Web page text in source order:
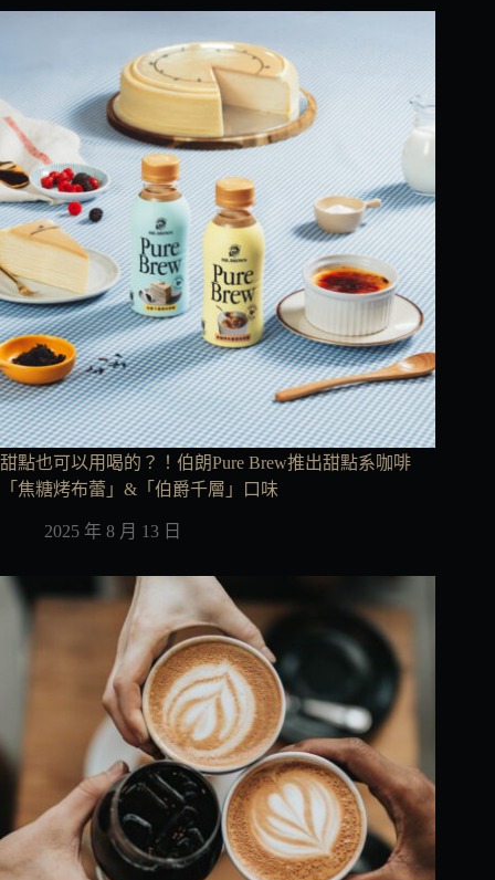
甜點也可以用喝的？！伯朗Pure Brew推出甜點系咖啡
「焦糖烤布蕾」&「伯爵千層」口味
2025 年 8 月 13 日